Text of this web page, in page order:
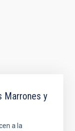
Marrones y
a la